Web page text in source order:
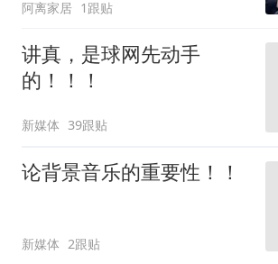
了
阿离家居 1跟贴
讲真，是球网先动手
的！！！
新媒体 39跟贴
论背景音乐的重要性！！
新媒体 2跟贴